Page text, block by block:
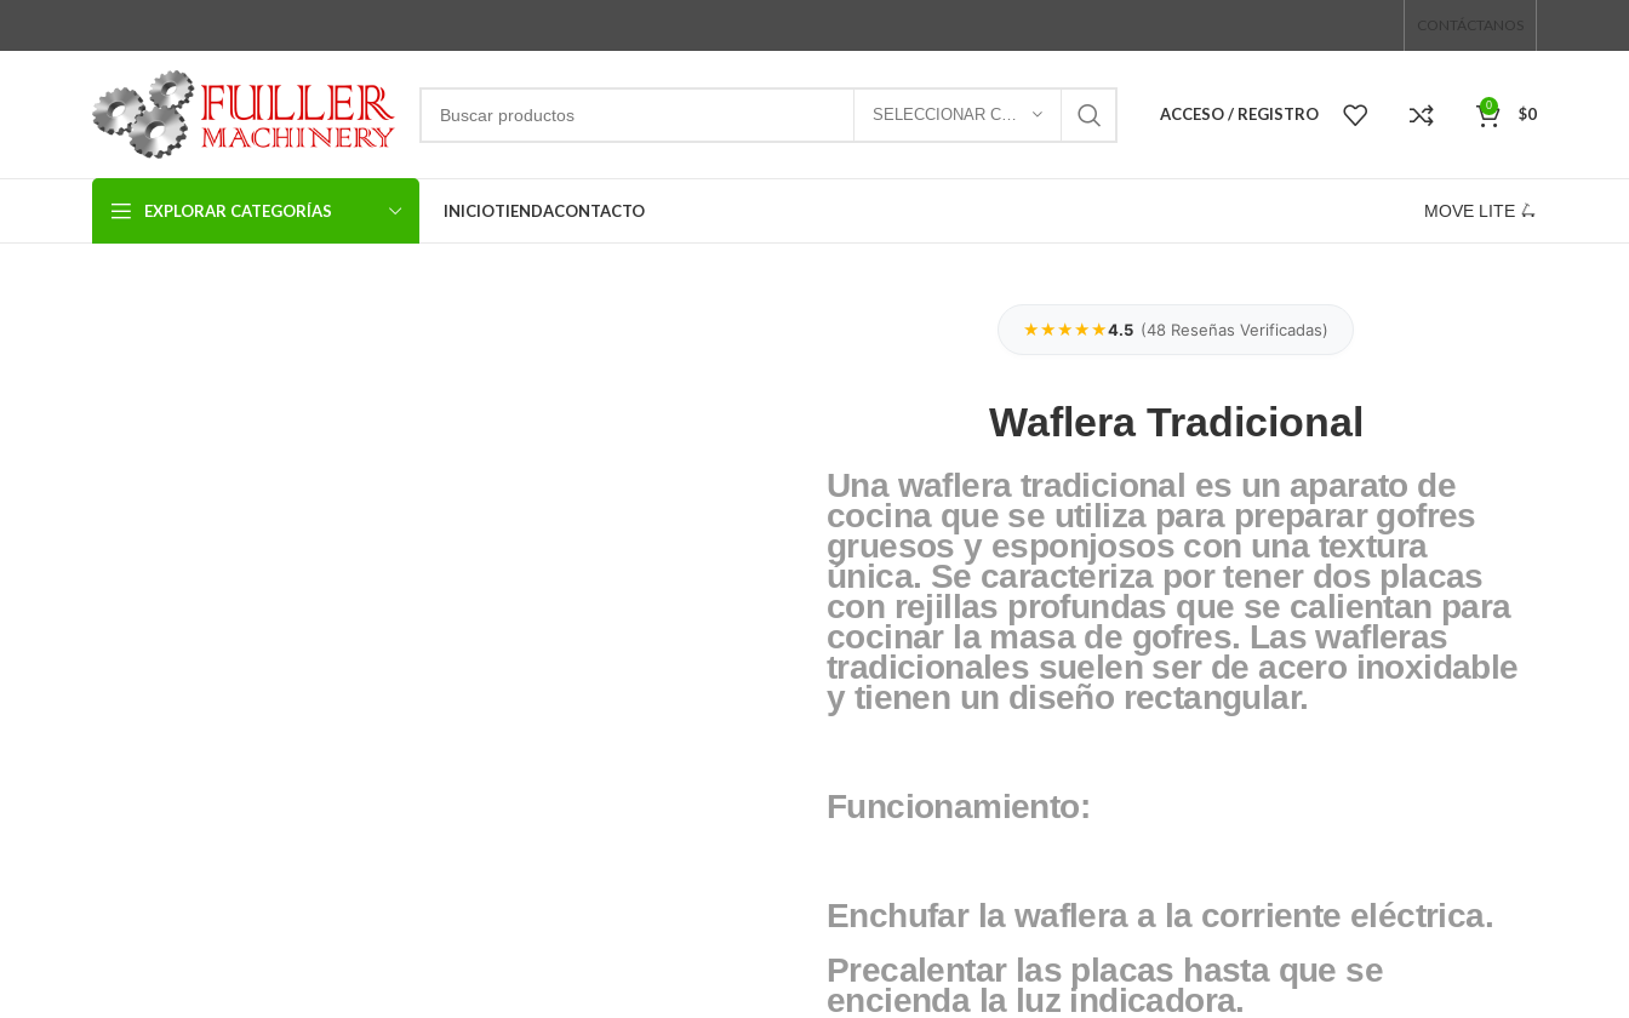
CONTÁCTANOS
ACCESO / REGISTRO 0 $0
EXPLORAR CATEGORÍAS INICIOTIENDACONTACTO MOVE LITE 🛴
★★★★★4.5 (48 Reseñas Verificadas)
Waflera Tradicional
Una waflera tradicional es un aparato de
cocina que se utiliza para preparar gofres
gruesos y esponjosos con una textura
única. Se caracteriza por tener dos placas
con rejillas profundas que se calientan para
cocinar la masa de gofres. Las wafleras
tradicionales suelen ser de acero inoxidable
y tienen un diseño rectangular.
Funcionamiento:
Enchufar la waflera a la corriente eléctrica.
Precalentar las placas hasta que se
encienda la luz indicadora.